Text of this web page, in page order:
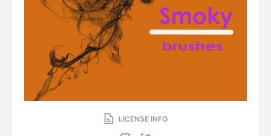
LICENSE INFO